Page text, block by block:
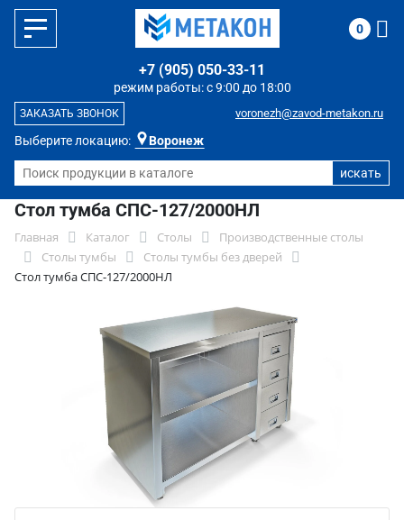
Выберите локацию: Воронеж
режим работы: с 9:00 до 18:00
+7 (905) 050-33-11
voronezh@zavod-metakon.ru
ЗАКАЗАТЬ ЗВОНОК
0
Стол тумба СПС-127/2000НЛ
Главная Каталог Столы
Производственные столы
Столы тумбы
Столы тумбы без дверей
Стол тумба СПС-127/2000НЛ